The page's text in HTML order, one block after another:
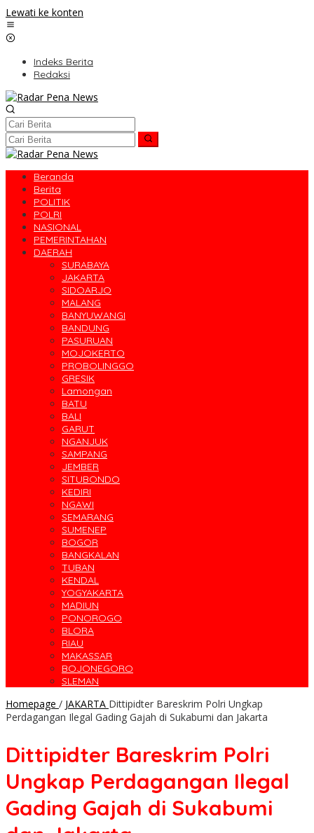
Lewati ke konten
Indeks Berita
Redaksi
Beranda
Berita
POLITIK
POLRI
NASIONAL
PEMERINTAHAN
DAERAH
SURABAYA
JAKARTA
SIDOARJO
MALANG
BANYUWANGI
BANDUNG
PASURUAN
MOJOKERTO
PROBOLINGGO
GRESIK
Lamongan
BATU
BALI
GARUT
NGANJUK
SAMPANG
JEMBER
SITUBONDO
KEDIRI
NGAWI
SEMARANG
SUMENEP
BOGOR
BANGKALAN
TUBAN
KENDAL
YOGYAKARTA
MADIUN
PONOROGO
BLORA
RIAU
MAKASSAR
BOJONEGORO
SLEMAN
Homepage / JAKARTA Dittipidter Bareskrim Polri Ungkap
Perdagangan Ilegal Gading Gajah di Sukabumi dan Jakarta
Dittipidter Bareskrim Polri
Ungkap Perdagangan Ilegal
Gading Gajah di Sukabumi